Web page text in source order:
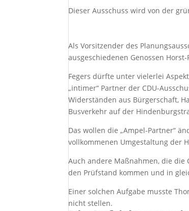
Dieser Ausschuss wird von der
Als Vorsitzender des
ausgeschiedenen Genossen Horst-
Fegers dürfte unter vielerlei
„intimer“ Partner der CDU-
Widerständen aus Bürgerschaft,
Busverkehr auf der
Das wollen die „Ampel-Partner“
vollkommenen Umgestaltung der
Auch andere Maßnahmen, die die
den Prüfstand kommen und in
Einer solchen Aufgabe musste
nicht stellen.